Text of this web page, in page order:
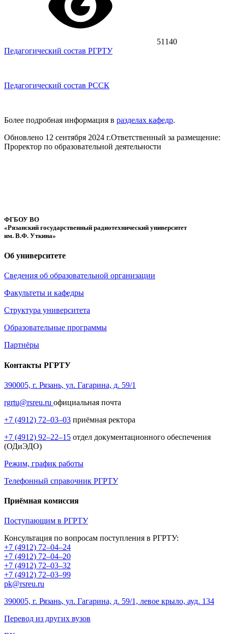
51140
Педагогический состав РГРТУ
Педагогический состав РССК
Более подробная информация в разделах кафедр.
Обновлено 12 сентября 2024 г.Ответственный за размещение:
Проректор по образовательной деятельности
ФГБОУ ВО
«Рязанский государственный радиотехнический университет
им. В.Ф. Уткина»
Об университете
Сведения об образовательной организации
Факультеты и кафедры
Структура университета
Образовательные программы
Партнёры
Контакты РГРТУ
390005, г. Рязань, ул. Гагарина, д. 59/1
rgrtu@rsreu.ru официальная почта
+7 (4912) 72–03–03 приёмная ректора
+7 (4912) 92–22–15 отдел документационного обеспечения
(ОДиЭДО)
Режим, график работы
Телефонный справочник РГРТУ
Приёмная комиссия
Поступающим в РГРТУ
Консультация по вопросам поступления в РГРТУ:
+7 (4912) 72–04–24
+7 (4912) 72–04–20
+7 (4912) 72–03–32
+7 (4912) 72–03–99
pk@rsreu.ru
390005, г. Рязань, ул. Гагарина, д. 59/1, левое крыло, ауд. 134
Перевод из других вузов